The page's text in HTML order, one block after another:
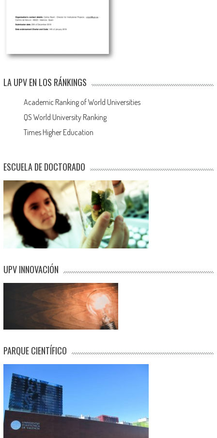
LA UPV EN LOS RÁNKINGS
Academic Ranking of World Universities
QS World University Ranking
Times Higher Education
ESCUELA DE DOCTORADO
UPV INNOVACIÓN
PARQUE CIENTÍFICO